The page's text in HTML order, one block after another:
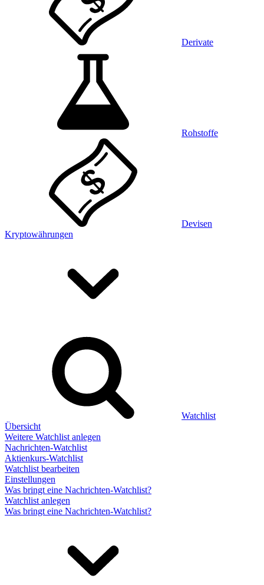
Derivate
Rohstoffe
Devisen
Kryptowährungen
Watchlist
Übersicht
Weitere Watchlist anlegen
Nachrichten-Watchlist
Aktienkurs-Watchlist
Watchlist bearbeiten
Einstellungen
Was bringt eine Nachrichten-Watchlist?
Watchlist anlegen
Was bringt eine Nachrichten-Watchlist?